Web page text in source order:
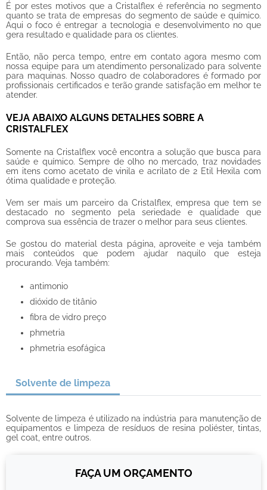
É por estes motivos que a Cristalflex é referência no segmento
quanto se trata de empresas do segmento de saúde e químico.
Aqui o foco é entregar a tecnologia e desenvolvimento no que
gera resultado e qualidade para os clientes.
Então, não perca tempo, entre em contato agora mesmo com
nossa equipe para um atendimento personalizado para solvente
para maquinas. Nosso quadro de colaboradores é formado por
profissionais certificados e terão grande satisfação em melhor te
atender.
VEJA ABAIXO ALGUNS DETALHES SOBRE A
CRISTALFLEX
Somente na Cristalflex você encontra a solução que busca para
saúde e químico. Sempre de olho no mercado, traz novidades
em itens como acetato de vinila e acrilato de 2 Etil Hexila com
ótima qualidade e proteção.
Vem ser mais um parceiro da Cristalflex, empresa que tem se
destacado no segmento pela seriedade e qualidade que
comprova sua essência de trazer o melhor para seus clientes.
Se gostou do material desta página, aproveite e veja também
mais conteúdos que podem ajudar naquilo que esteja
procurando. Veja também:
antimonio
dióxido de titânio
fibra de vidro preço
phmetria
phmetria esofágica
Solvente de limpeza
Solvente de limpeza é utilizado na indústria para manutenção de
equipamentos e limpeza de resíduos de resina poliéster, tintas,
gel coat, entre outros.
FAÇA UM ORÇAMENTO